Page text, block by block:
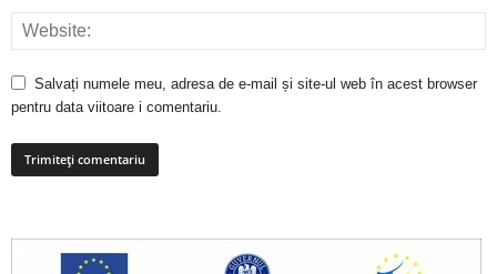
Salvați numele meu, adresa de e-mail și site-ul web în acest browser
pentru data viitoare i comentariu.